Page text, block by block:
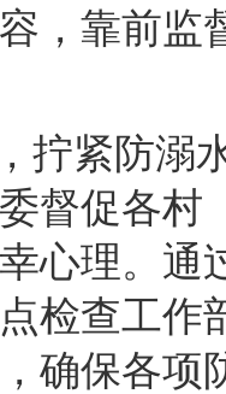
，靠前监
拧紧防溺
督促各村
心理。通
检查工作
确保各项